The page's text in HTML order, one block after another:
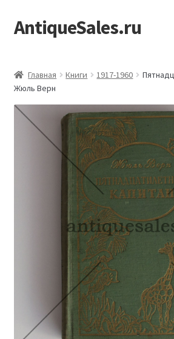
Перейти
к
Перейти
к
AntiqueSales.ru
Главная Книги 1917-1960
Жюль Верн